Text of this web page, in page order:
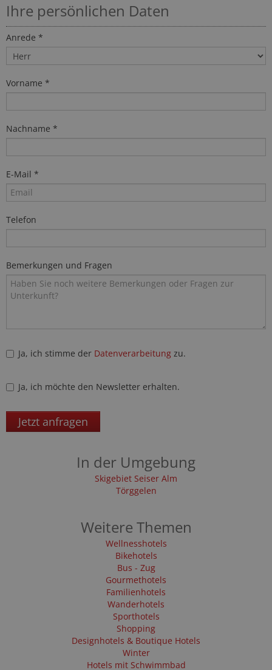
Ihre persönlichen Daten
Anrede *
Vorname *
Nachname *
E-Mail *
Telefon
Bemerkungen und Fragen
Ja, ich stimme der Datenverarbeitung zu.
Ja, ich möchte den Newsletter erhalten.
Jetzt anfragen
In der Umgebung
Skigebiet Seiser Alm
Törggelen
Weitere Themen
Wellnesshotels
Bikehotels
Bus - Zug
Gourmethotels
Familienhotels
Wanderhotels
Sporthotels
Shopping
Designhotels & Boutique Hotels
Winter
Hotels mit Schwimmbad